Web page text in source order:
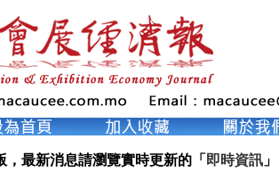
，最新消息請瀏覽實時更新的「 即時資訊 」